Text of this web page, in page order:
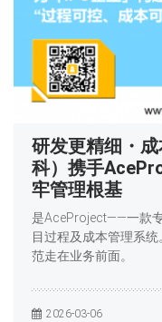
研发更精细・
科）携手
牢管理根基
是AceProject——一款
目过程及成本管理系
范走在业务前面。
2026-03-06